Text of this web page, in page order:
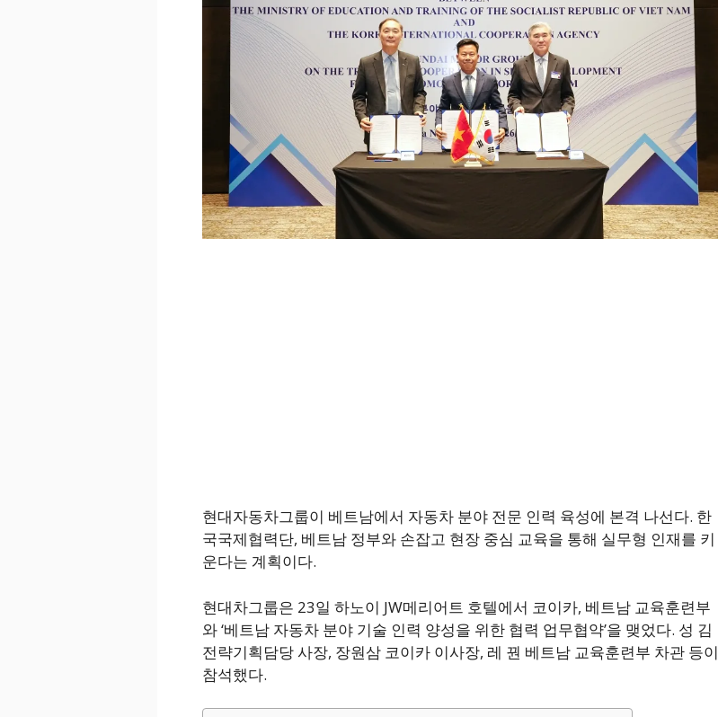
현대자동차그룹이 베트남에서 자동차 분야 전문 인력 육성에 본격 나선다. 한
국국제협력단, 베트남 정부와 손잡고 현장 중심 교육을 통해 실무형 인재를 키
운다는 계획이다.
현대차그룹은 23일 하노이 JW메리어트 호텔에서 코이카, 베트남 교육훈련부
와 ‘베트남 자동차 분야 기술 인력 양성을 위한 협력 업무협약’을 맺었다. 성 김
전략기획담당 사장, 장원삼 코이카 이사장, 레 꿘 베트남 교육훈련부 차관 등이
참석했다.